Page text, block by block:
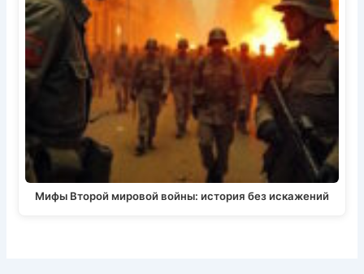
Мифы Второй мировой войны: история без искажений